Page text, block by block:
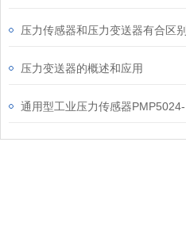
压力传感器和压力变送器有合区别
压力变送器的概述和应用